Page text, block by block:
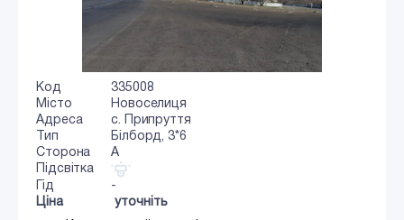
Код
335008
Місто
Новоселиця
Адреса
с. Припруття
Тип
Білборд, 3*6
Сторона
A
Підсвітка
Гід
-
Ціна
уточніть